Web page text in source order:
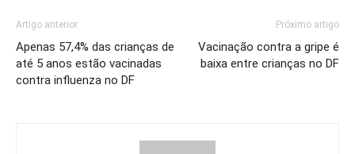
Artigo anterior
Apenas 57,4% das crianças de
até 5 anos estão vacinadas
contra influenza no DF
Próximo artigo
Vacinação contra a gripe é
baixa entre crianças no DF